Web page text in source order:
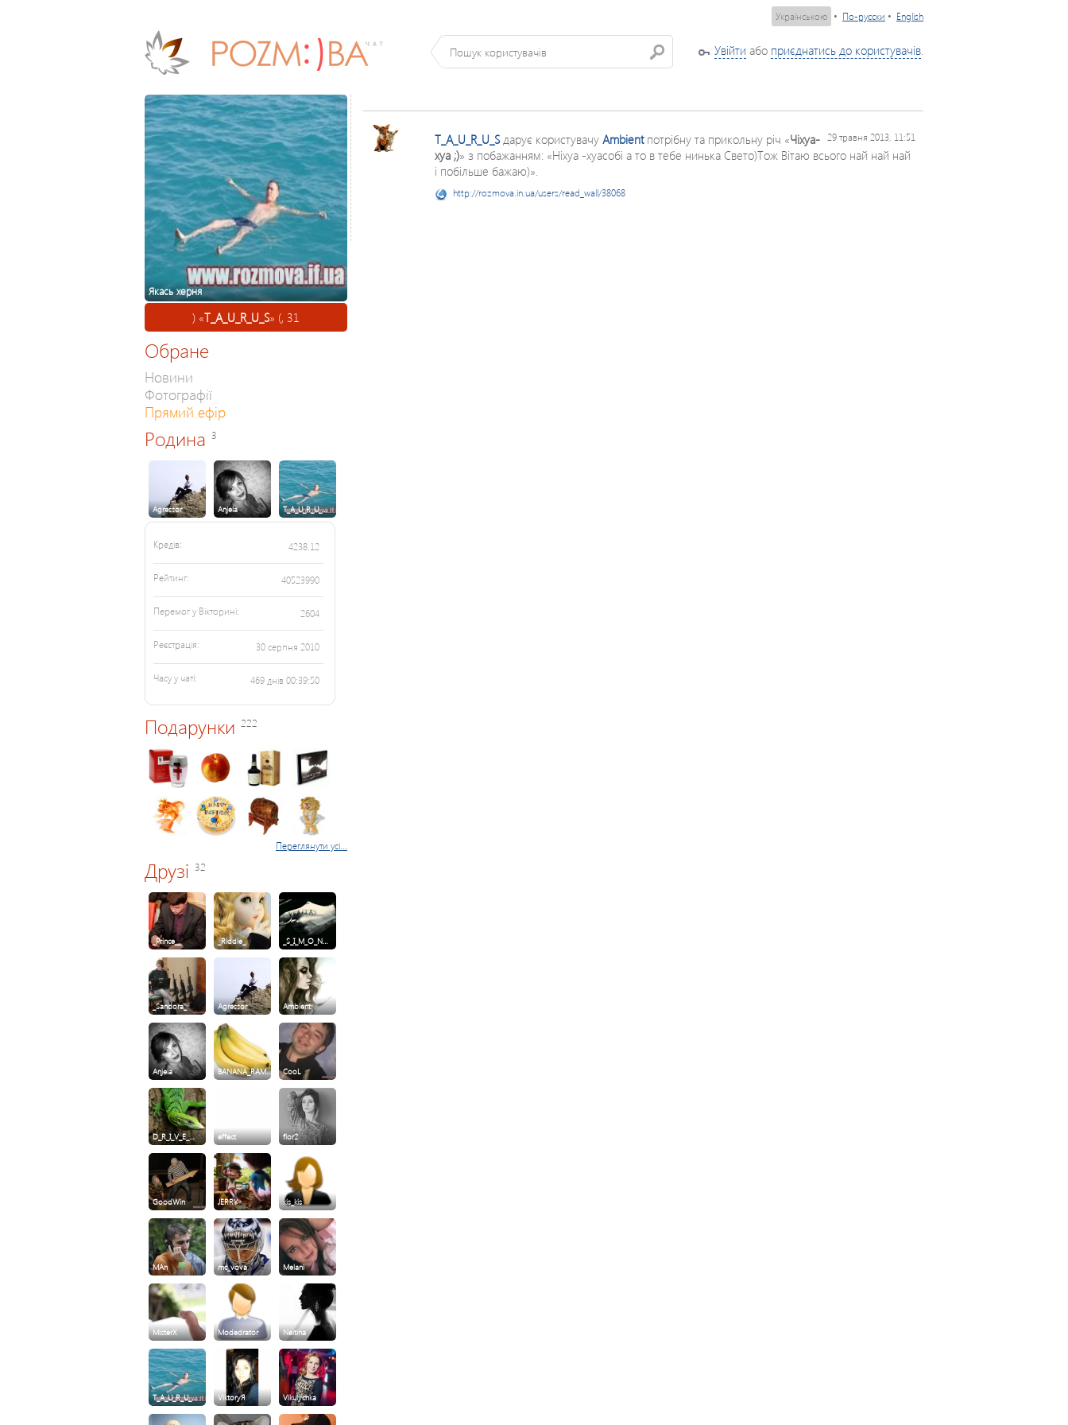
Українською • По-русски • English
Увійти або приєднатись до користувачів.
Якась херня
) «T_A_U_R_U_S» (, 31
Обране
Новини
Фотографії
Прямий ефір
Родина 3
Agressor Anjela T_A_U_R_U_…
Кредів: 4238.12
Рейтинг: 40523990
Перемог у Вікторині: 2604
Реєстрація: 30 серпня 2010
Часу у чаті: 469 днів 00:39:50
Подарунки 222
Переглянути усі...
Друзі 32
_Prince__ _Riddle_ _S_I_M_O_N…
_Sandora_ Agressor Ambient
Anjela BANANA_RAM… CooL
D_R_I_V_E_… effect flor2
GoodWin JERRY kis_kis
MAn mc_vova Melani
MisterX Modedrator Neitina
T_A_U_R_U_… ViktoryЯ Vikulychka
29 травня 2013, 11:51
T_A_U_R_U_S дарує користувачу Ambientпотрібну та прикольну річ «Чіхуа-
хуа ;)» з побажанням: «Ніхуа -хуасобі а то в тебе нинька Свето)Тож Вітаю всього най най най
і побільше бажаю)».
http://rozmova.in.ua/users/read_wall/38068